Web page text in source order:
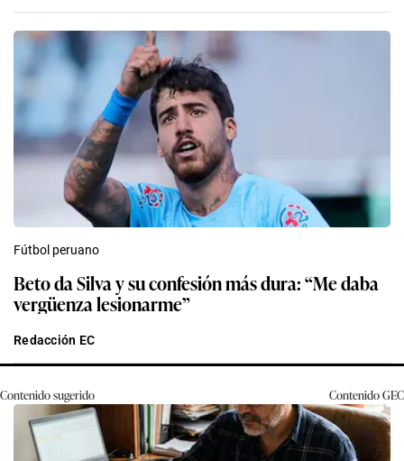
Fútbol peruano
Beto da Silva y su confesión más dura: “Me daba
vergüenza lesionarme”
Redacción EC
Contenido sugerido ContenidoGEC